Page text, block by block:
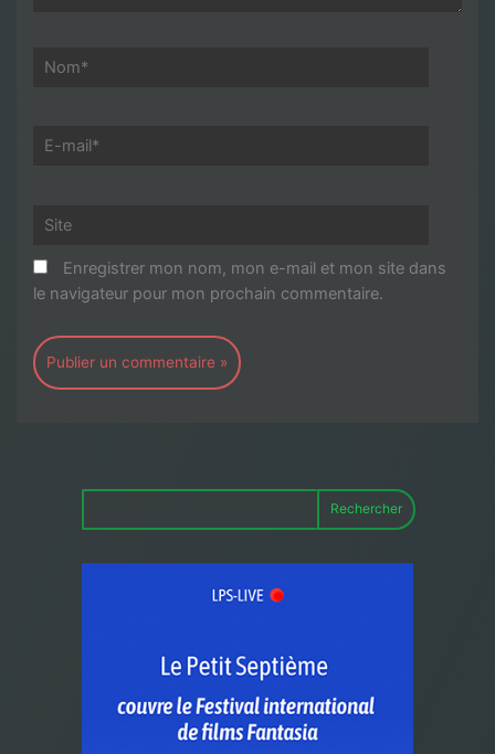
Nom*
E-
Site
Enregistrer mon nom, mon e-mail et mon site dans
le navigateur pour mon prochain commentaire.
Rechercher